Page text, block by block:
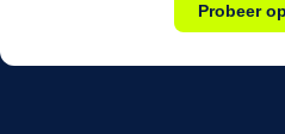
Probeer